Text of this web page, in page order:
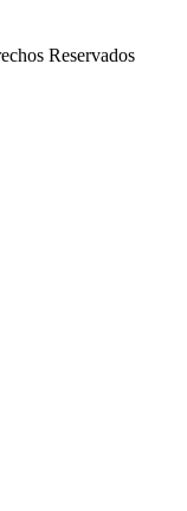
Reservados